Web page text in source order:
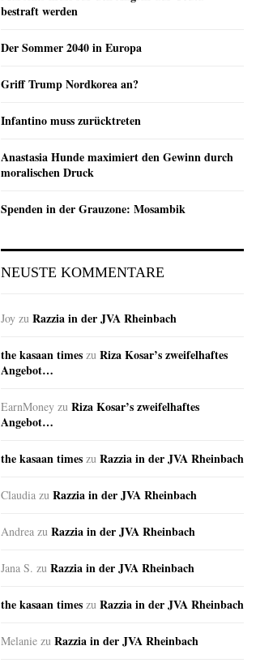
bestraft werden
Der Sommer 2040 in Europa
Griff Trump Nordkorea an?
Infantino muss zurücktreten
Anastasia Hunde maximiert den Gewinn durch
moralischen Druck
Spenden in der Grauzone: Mosambik
NEUSTE KOMMENTARE
Joy zu Razzia in der JVA Rheinbach
the kasaan times zu Riza Kosar’s zweifelhaftes
Angebot…
EarnMoney zu Riza Kosar’s zweifelhaftes
Angebot…
the kasaan times zu Razzia in der JVA Rheinbach
Claudia zu Razzia in der JVA Rheinbach
Andrea zu Razzia in der JVA Rheinbach
Jana S. zu Razzia in der JVA Rheinbach
the kasaan times zu Razzia in der JVA Rheinbach
Melanie zu Razzia in der JVA Rheinbach